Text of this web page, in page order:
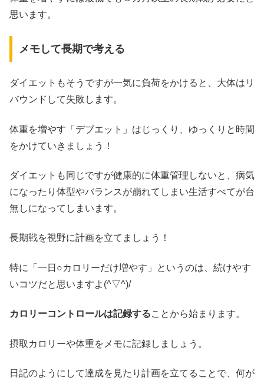
思います。
メモして長期で考える
ダイエットもそうですが一気に負荷をかけると、大体はリ
バウンドして失敗します。
体重を増やす「デブエット」はじっくり、ゆっくりと時間
をかけていきましょう！
ダイエットも同じですが健康的に体重管理しないと、病気
になったり体型やバランスが崩れてしまい生活すべてが台
無しになってしまいます。
長期戦を視野に計画を立てましょう！
特に「一日○カロリーだけ増やす」というのは、続けやす
いコツだと思いますよ(^▽^)/
カロリーコントロールは記録することから始まります。
摂取カロリーや体重をメモに記録しましょう。
日記のようにして達成を見たり計画を立てることで、何が